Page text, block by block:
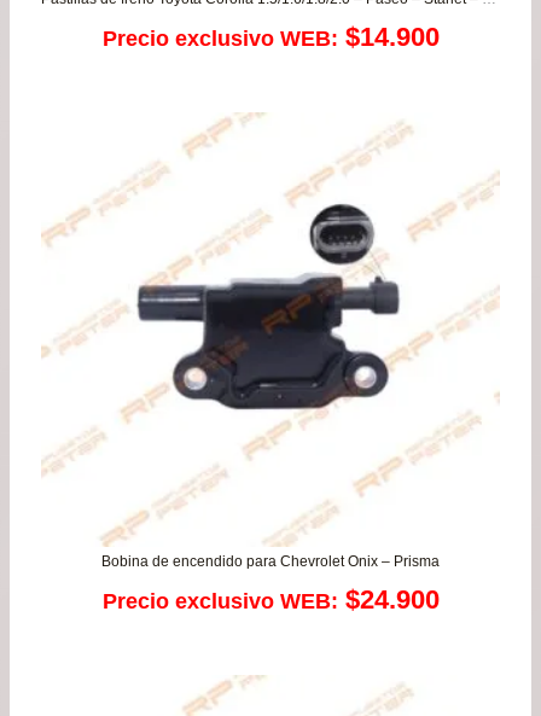
Precio exclusivo WEB: $14.900
Bobina de encendido para Chevrolet Onix – Prisma
Precio exclusivo WEB: $24.900